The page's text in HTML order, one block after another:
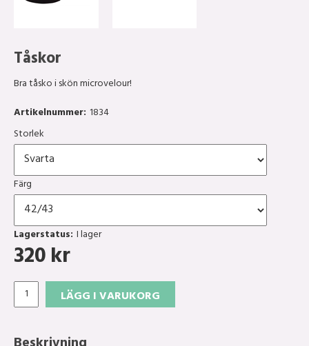
Tåskor
Bra tåsko i skön microvelour!
Artikelnummer: 1834
Storlek
Färg
Lagerstatus: I lager
320kr
LÄGG I VARUKORG